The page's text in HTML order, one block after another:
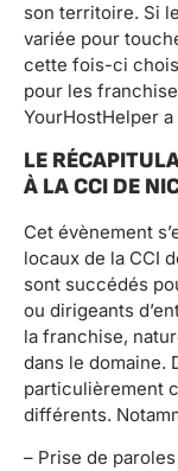
son territoire. Si
variée pour
cette fois-ci
pour les
YourHostHelper
LE
À LA CCI DE
Cet évènement
locaux de la CCI
sont succédés
ou dirigeants
la franchise,
dans le domaine.
particulièrement
différents.
– Prise de